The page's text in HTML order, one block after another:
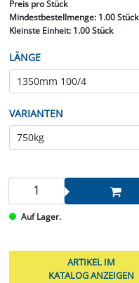
Preis pro Stück
Mindestbestellmenge: 1.00 Stück
Kleinste Einheit:1.00 Stück
LÄNGE
VARIANTEN
Auf Lager.
ARTIKEL IM
KATALOG ANZEIGEN